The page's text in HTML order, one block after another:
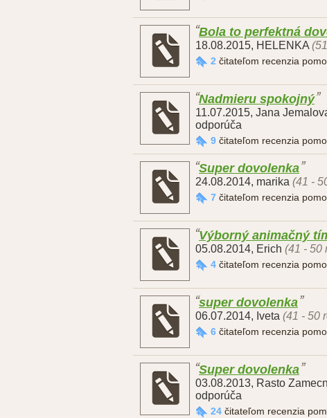
Bola to perfektná
18.08.2015, HELENKA
2 čitateľom recenzia
Nadmieru spokojný
11.07.2015, Jana
odporúča
9 čitateľom recenzia
Super dovolenka
24.08.2014, marika (41 -
7 čitateľom recenzia
Výborný animačný
05.08.2014, Erich (41 - 50
4 čitateľom recenzia
super dovolenka
06.07.2014, Iveta (41 - 50
6 čitateľom recenzia
Super dovolenka
03.08.2013, Rasto
odporúča
24 čitateľom recenzia